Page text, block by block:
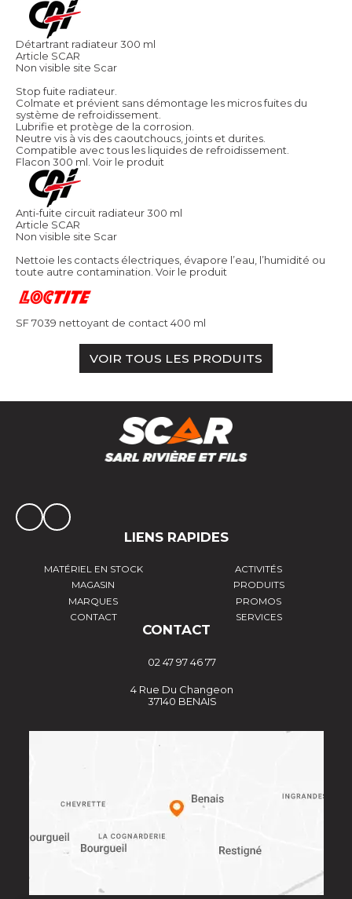
Détartrant radiateur 300 ml
Article SCAR
Non visible site Scar
Stop fuite radiateur.
Colmate et prévient sans démontage les micros fuites du
système de refroidissement.
Lubrifie et protège de la corrosion.
Neutre vis à vis des caoutchoucs, joints et durites.
Compatible avec tous les liquides de refroidissement.
Flacon 300 ml. Voir le produit
Anti-fuite circuit radiateur 300 ml
Article SCAR
Non visible site Scar
Nettoie les contacts électriques, évapore l’eau, l’humidité ou
toute autre contamination. Voir le produit
SF 7039 nettoyant de contact 400 ml
VOIR TOUS LES PRODUITS
LIENS RAPIDES
MATÉRIEL EN STOCK
ACTIVITÉS
MAGASIN
PRODUITS
MARQUES
PROMOS
CONTACT
SERVICES
CONTACT
02 47 97 46 77
4 Rue Du Changeon
37140 BENAIS